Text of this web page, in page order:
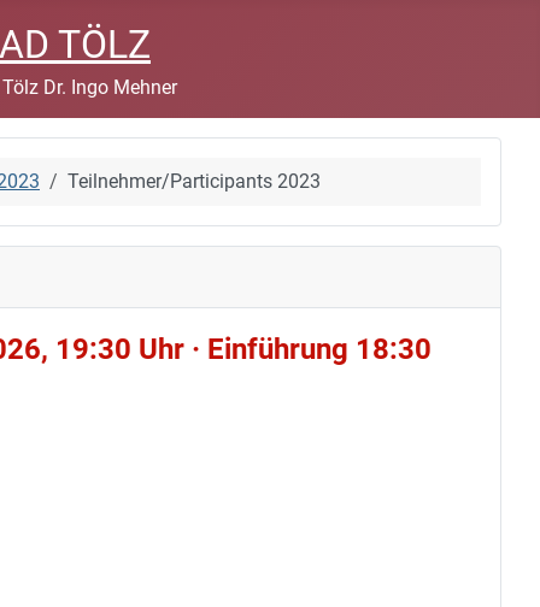
TÖLZ
Dr. Ingo Mehner
Teilnehmer/Participants 2023
19:30 Uhr · Einführung 18:30